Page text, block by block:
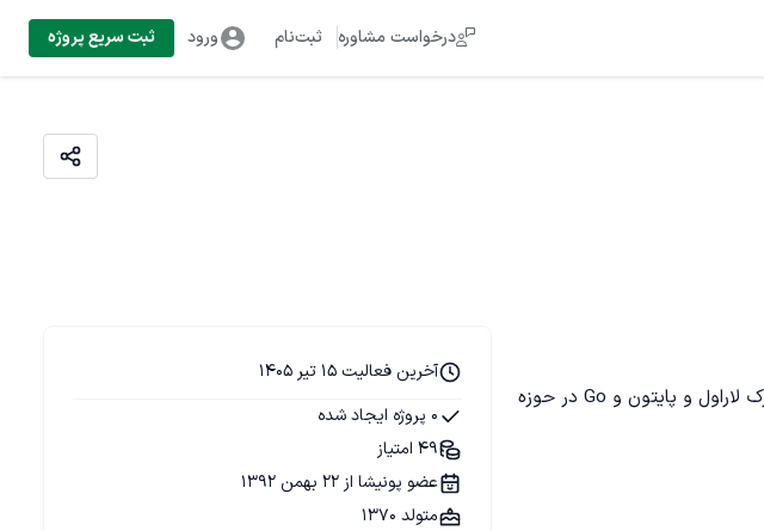
درخواست مشاوره ثبت‌نام ورود ثبت سریع پروژه
برنامه نویس ارشد وب با 10 سال سابقه کار در تیم های  agile و حرفه ای، مسلط به زبان های PHP با فریمورک لاراول و پایتون و Go در حوزه
آخرین فعالیت 15 تیر 1405
0 پروژه ایجاد شده
49 امتیاز
عضو پونیشا از 22 بهمن 1392
متولد 1370